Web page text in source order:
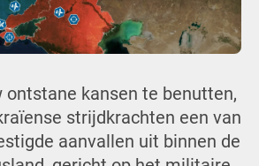
ontstane kansen te benutten,
strijdkrachten een van
aanvallen uit binnen de